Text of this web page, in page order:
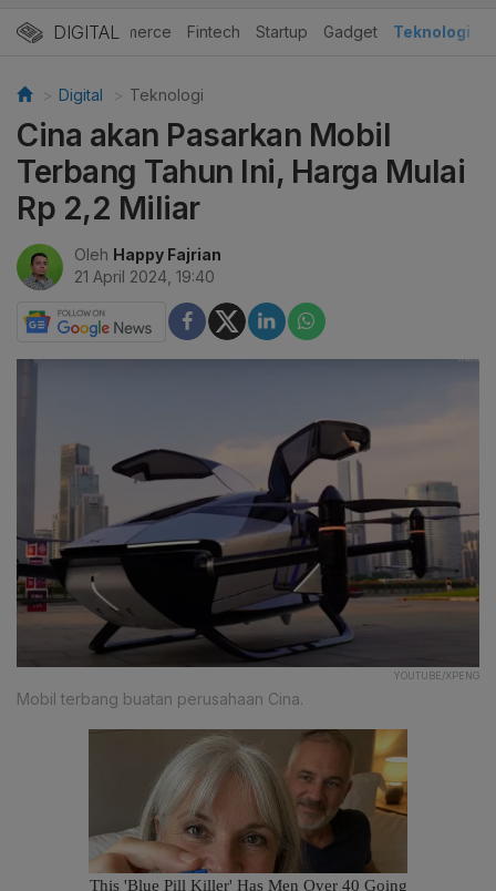
DIGITAL
E-Commerce Fintech Startup Gadget Teknologi
Digital Teknologi
Cina akan Pasarkan Mobil
Terbang Tahun Ini, Harga Mulai
Rp 2,2 Miliar
Oleh Happy Fajrian
21 April 2024, 19:40
YOUTUBE/XPENG
Mobil terbang buatan perusahaan Cina.